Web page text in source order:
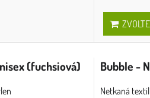
(fuchsiová) Bubble -
Netkaná